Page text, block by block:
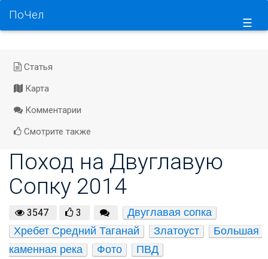
☰
ПоЧел
Статья
Карта
Комментарии
Смотрите также
Поход на Двуглавую
Сопку 2014
3547 3
Двуглавая сопка
Хребет Средний Таганай
Златоуст
Большая
каменная река
Фото ПВД